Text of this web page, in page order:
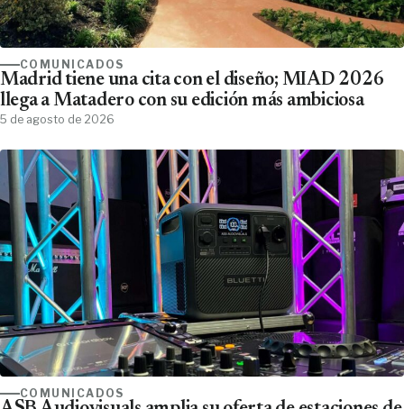
COMUNICADOS
Madrid tiene una cita con el diseño; MIAD 2026
llega a Matadero con su edición más ambiciosa
5 de agosto de 2026
COMUNICADOS